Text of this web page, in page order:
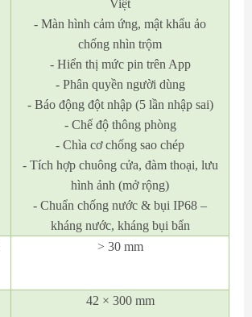
Việt
- Màn hình cảm ứng, mật khẩu ảo
chống nhìn trộm
- Hiển thị mức pin trên App
- Phân quyền người dùng
- Báo động đột nhập (5 lần nhập sai)
- Chế độ thông phòng
- Chìa cơ chống sao chép
- Tích hợp chuông cửa, đàm thoại, lưu
hình ảnh (mở rộng)
- Chuẩn chống nước & bụi IP68 –
kháng nước, kháng bụi bẩn
> 30 mm
42 × 300 mm